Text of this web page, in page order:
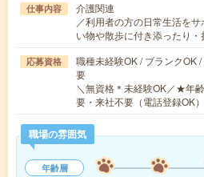
仕事内容
介護関連
／利用者の方の日常生活を
い物や散歩に付き添ったり
応募資格
職種未経験OK / ブランクOK
要
＼無資格＊未経験OK／★年
要・来社不要（電話登録OK
職場の雰囲気
年齢層